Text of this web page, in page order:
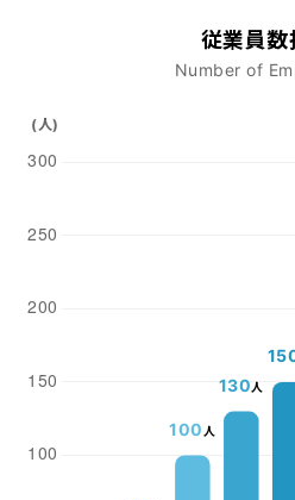
従業員数
Number of
(人)
100 人
130人